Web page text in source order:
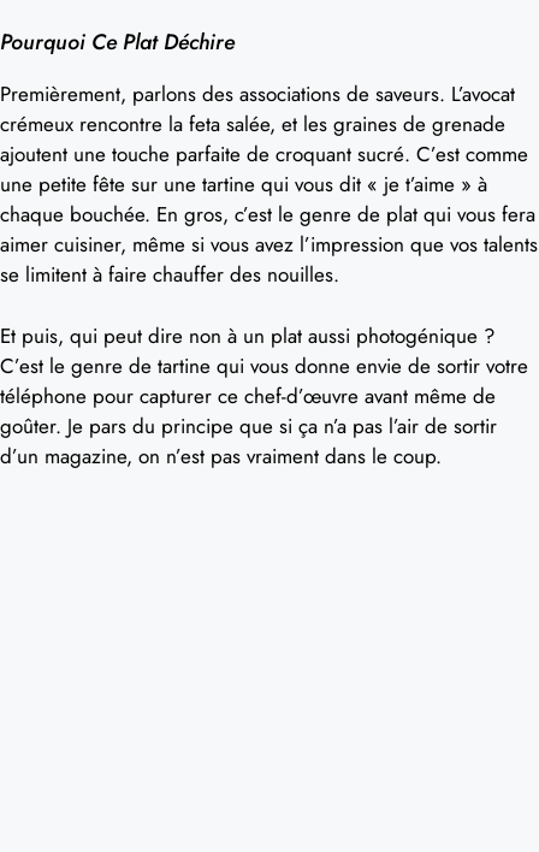
Pourquoi Ce Plat Déchire
Premièrement, parlons des associations de saveurs. L’avocat
crémeux rencontre la feta salée, et les graines de grenade
ajoutent une touche parfaite de croquant sucré. C’est comme
une petite fête sur une tartine qui vous dit « je t’aime » à
chaque bouchée. En gros, c’est le genre de plat qui vous fera
aimer cuisiner, même si vous avez l’impression que vos talents
se limitent à faire chauffer des nouilles.
Et puis, qui peut dire non à un plat aussi photogénique ?
C’est le genre de tartine qui vous donne envie de sortir votre
téléphone pour capturer ce chef-d’œuvre avant même de
goûter. Je pars du principe que si ça n’a pas l’air de sortir
d’un magazine, on n’est pas vraiment dans le coup.